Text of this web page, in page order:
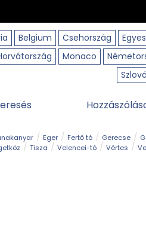
Belgium Csehország
Monaco
Eger Fertő tó Gerecse
Tisza Velencei-tó Vértes